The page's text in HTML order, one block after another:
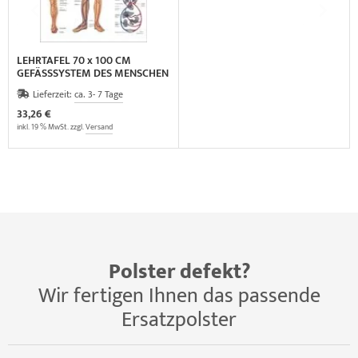
LEHRTAFEL 70 x 100 CM
GEFÄSSSYSTEM DES MENSCHEN
(LAMINIERT)
Lieferzeit: ca. 3- 7 Tage
33,26 €
inkl. 19 % MwSt. zzgl.Versand
Polster defekt?
Wir fertigen Ihnen das passende
Ersatzpolster